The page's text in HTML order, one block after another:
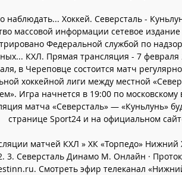
наблюдать... Хоккей. Северсталь -
массовой информации сетевое
Федеральной службой по
КХЛ. Прямая трансляция - 7 февраля
в Череповце состоится матч
хоккейной лиги между местной
Игра начнется в 19:00 по
матча «Северсталь» — «Куньлунь»
странице Sport24 и на официальном
матчей КХЛ » ХК «Торпедо» Нижний
3. Северсталь Динамо М. Онлайн ·
Смотреть эфир телеканал